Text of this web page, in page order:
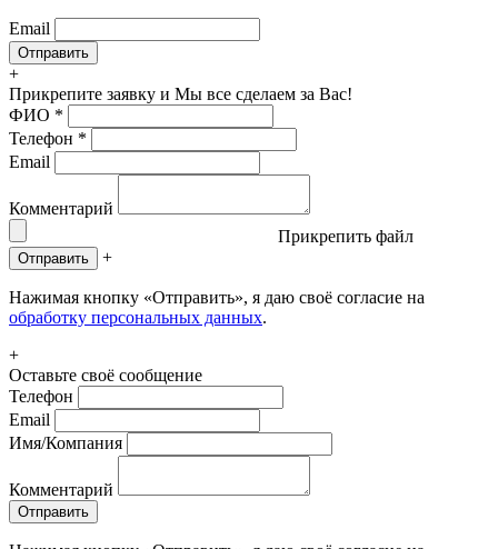
Email
+
Прикрепите заявку и Мы все сделаем за Вас!
ФИО *
Телефон *
Email
Комментарий
Прикрепить файл
Отправить +
Нажимая кнопку «Отправить», я даю своё согласие на
обработку персональных данных.
+
Оставьте своё сообщение
Телефон
Email
Имя/Компания
Комментарий
Отправить